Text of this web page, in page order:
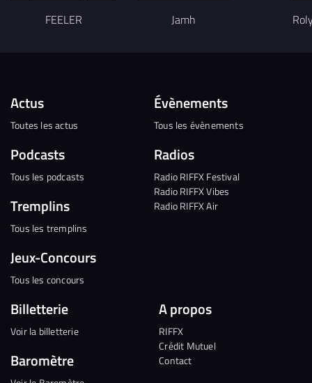
FEELER Jamh
Actus
Toutes les actus
Podcasts
Tous les podcasts
Tremplins
Tous les tremplins
Jeux-Concours
Tous les concours
Évènements
Tous les évènements
Radios
Radio RIFFX Festival
Radio RIFFX Vibes
Radio RIFFX Air
Billetterie
Voir la billetterie
Baromètre
A propos
RIFFX
Crédit Mutuel
Contact